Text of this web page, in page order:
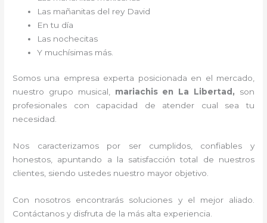
Las mañanitas del rey David
En tu día
Las nochecitas
Y muchísimas más.
Somos una empresa experta posicionada en el mercado,
nuestro grupo musical, mariachis en La Libertad, son
profesionales con capacidad de atender cual sea tu
necesidad.
Nos caracterizamos por ser cumplidos, confiables y
honestos, apuntando a la satisfacción total de nuestros
clientes, siendo ustedes nuestro mayor objetivo.
Con nosotros encontrarás soluciones y el mejor aliado.
Contáctanos y disfruta de la más alta experiencia.